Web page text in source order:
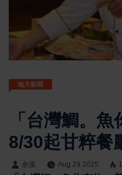
地方新聞
「台灣鯛。
8/30起甘粹餐
迎各地旅客來
余溪 Aug 29 2025